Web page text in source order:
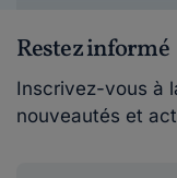
Restez informé
Inscrivez-vous à
nouveautés et